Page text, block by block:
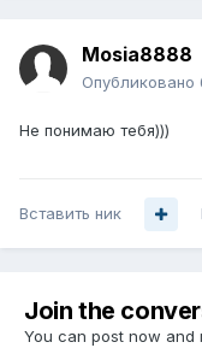
Mosia8888
Опубликовано
Не понимаю тебя)))
Вставить ник
Join the
You can post now and